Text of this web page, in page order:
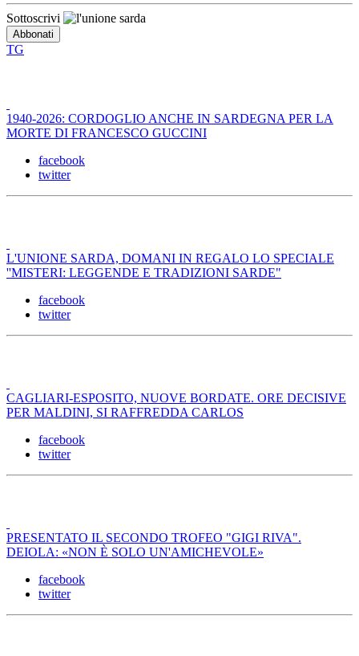
Sottoscrivi
TG
1940-2026: CORDOGLIO ANCHE IN SARDEGNA PER LA
MORTE DI FRANCESCO GUCCINI
facebook
twitter
L'UNIONE SARDA, DOMANI IN REGALO LO SPECIALE
''MISTERI: LEGGENDE E TRADIZIONI SARDE"
facebook
twitter
CAGLIARI-ESPOSITO, NUOVE BORDATE. ORE DECISIVE
PER MALDINI, SI RAFFREDDA CARLOS
facebook
twitter
PRESENTATO IL SECONDO TROFEO "GIGI RIVA".
DEIOLA: «NON È SOLO UN'AMICHEVOLE»
facebook
twitter